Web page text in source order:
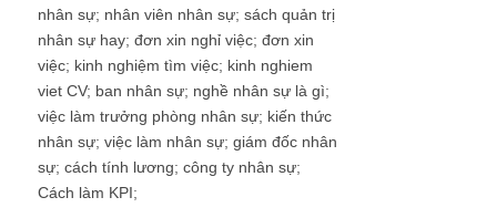
nhân sự; nhân viên nhân sự; sách quản trị
nhân sự hay; đơn xin nghỉ việc; đơn xin
việc; kinh nghiệm tìm việc; kinh nghiem
viet CV; ban nhân sự; nghề nhân sự là gì;
việc làm trưởng phòng nhân sự; kiến thức
nhân sự; việc làm nhân sự; giám đốc nhân
sự; cách tính lương; công ty nhân sự;
Cách làm KPI;